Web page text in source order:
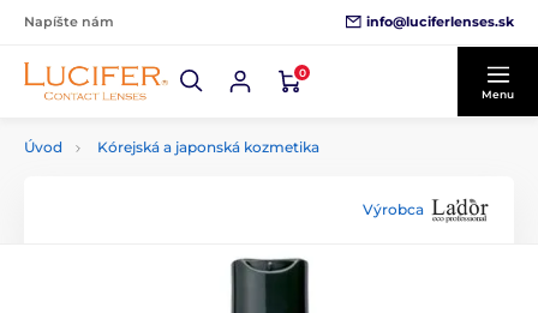
Napíšte nám info@luciferlenses.sk
0
Menu
Úvod Kórejská a japonská kozmetika
Výrobca